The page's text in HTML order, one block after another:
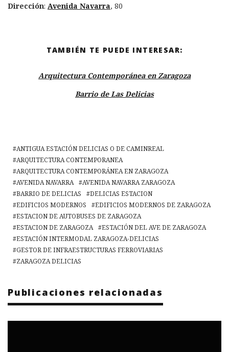
Dirección: Avenida Navarra, 80
TAMBIÉN TE PUEDE INTERESAR:
Arquitectura Contemporánea en Zaragoza
Barrio de Las Delicias
ANTIGUA ESTACIÓN DELICIAS O DE CAMINREAL
ARQUITECTURA CONTEMPORANEA
ARQUITECTURA CONTEMPORÁNEA EN ZARAGOZA
AVENIDA NAVARRA
AVENIDA NAVARRA ZARAGOZA
BARRIO DE DELICIAS
DELICIAS ESTACION
EDIFICIOS MODERNOS
EDIFICIOS MODERNOS DE ZARAGOZA
ESTACION DE AUTOBUSES DE ZARAGOZA
ESTACION DE ZARAGOZA
ESTACIÓN DEL AVE DE ZARAGOZA
ESTACIÓN INTERMODAL ZARAGOZA-DELICIAS
GESTOR DE INFRAESTRUCTURAS FERROVIARIAS
ZARAGOZA DELICIAS
Publicaciones relacionadas